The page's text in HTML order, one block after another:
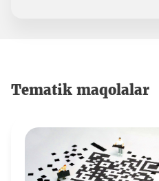
Tematik maqolalar